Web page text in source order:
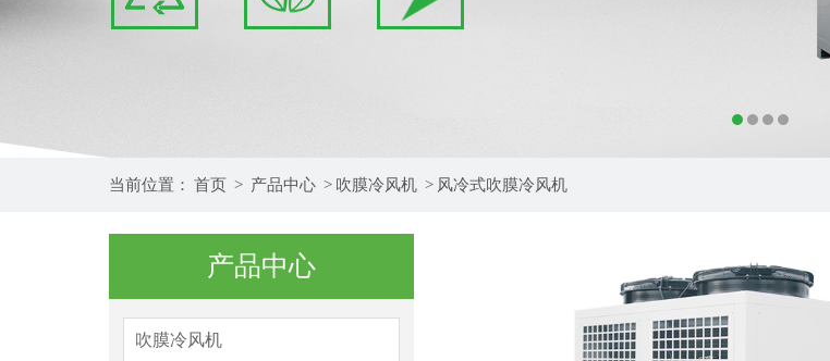
当前位置： 首页 > 产品中心 > 吹膜冷风机 > 风冷式吹膜冷风机
产品中心
吹膜冷风机